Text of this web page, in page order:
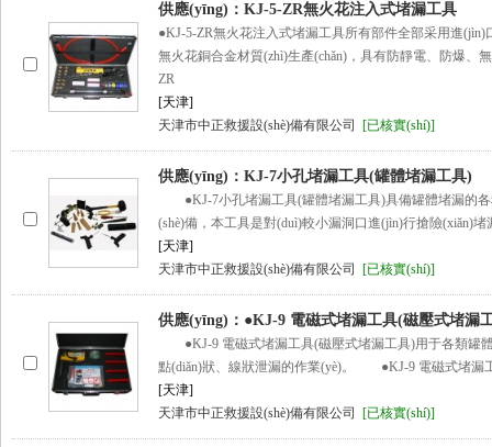
供應(yīng)：KJ-5-ZR無火花注入式堵漏工具
●KJ-5-ZR無火花注入式堵漏工具所有部件全部采用進(jìn)
無火花銅合金材質(zhì)生產(chǎn)，具有防靜電、防爆、
ZR
[天津]
天津市中正救援設(shè)備有限公司
[已核實(shí)]
供應(yīng)：KJ-7小孔堵漏工具(罐體堵漏工具)
●KJ-7小孔堵漏工具(罐體堵漏工具)具備罐體堵漏的各
(shè)備，本工具是對(duì)較小漏洞口進(jìn)行搶險(xiǎn)
[天津]
天津市中正救援設(shè)備有限公司
[已核實(shí)]
供應(yīng)：●KJ-9 電磁式堵漏工具(磁壓式堵漏
●KJ-9 電磁式堵漏工具(磁壓式堵漏工具)用于各類罐
點(diǎn)狀、線狀泄漏的作業(yè)。 ●KJ-9 電磁式堵漏
[天津]
天津市中正救援設(shè)備有限公司
[已核實(shí)]